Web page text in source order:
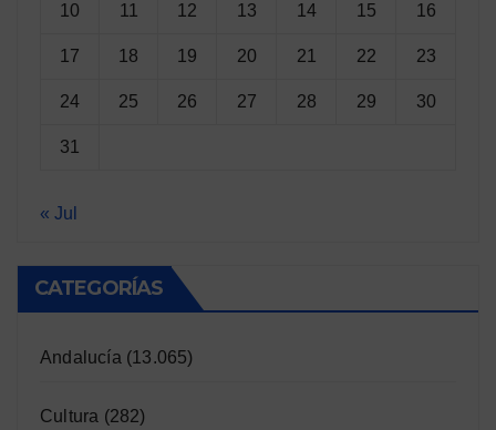
10 11 12 13 14 15 16
17 18 19 20 21 22 23
24 25 26 27 28 29 30
31
« Jul
CATEGORÍAS
Andalucía (13.065)
Cultura (282)